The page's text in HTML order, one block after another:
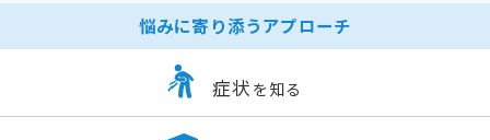
悩みに寄り添うアプローチ
症状 を知る